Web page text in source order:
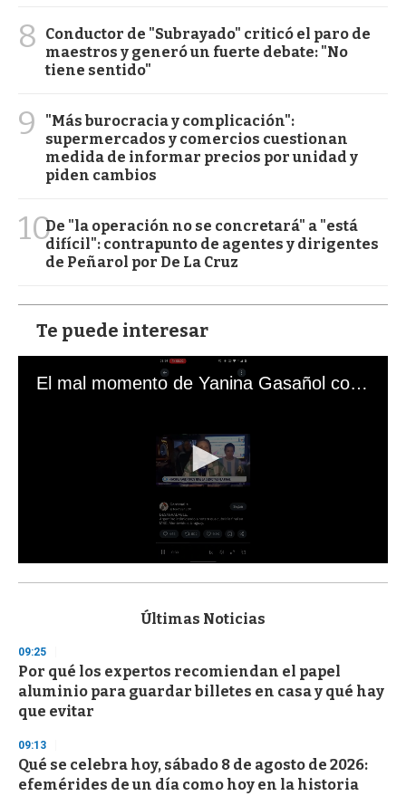
8
Conductor de "Subrayado" criticó el paro de
maestros y generó un fuerte debate: "No
tiene sentido"
9
"Más burocracia y complicación":
supermercados y comercios cuestionan
medida de informar precios por unidad y
piden cambios
10De "la operación no se concretará" a "está
difícil": contrapunto de agentes y dirigentes
de Peñarol por De La Cruz
Te puede interesar
El mal momento de Yanina Gasañol con un hincha argentino en "Subrayado"
s
d
s
o
f
3
s
e
c
o
Últimas Noticias
09:25
Por qué los expertos recomiendan el papel
aluminio para guardar billetes en casa y qué hay
que evitar
09:13
Qué se celebra hoy, sábado 8 de agosto de 2026:
efemérides de un día como hoy en la historia